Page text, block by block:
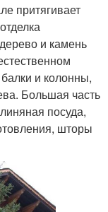
притягивает
и камень
и колонны,
Большая часть
посуда,
шторы